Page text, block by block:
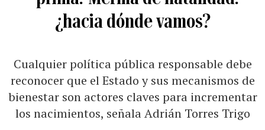
¿hacia dónde vamos?
Cualquier política pública responsable debe
reconocer que el Estado y sus mecanismos de
bienestar son actores claves para incrementar
los nacimientos, señala Adrián Torres Trigo